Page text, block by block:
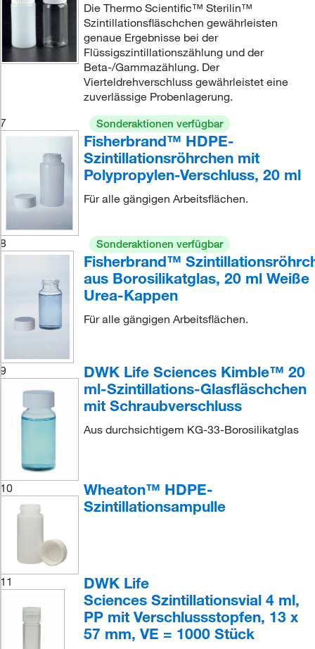
Die Thermo Scientific™ Sterilin™
Szintillationsfläschchen gewährleisten
genaue Ergebnisse bei der
Flüssigszintillationszählung und der
Beta-/Gammazählung. Der
Vierteldrehverschluss gewährleistet eine
zuverlässige Probenlagerung.
7
Sonderaktionen verfügbar
Fisherbrand™ HDPE-
Szintillationsröhrchen mit
Polypropylen-Verschluss, 20 ml
Für alle gängigen Arbeitsflächen.
8 Sonderaktionen verfügbar
Fisherbrand™
aus Borosilikatglas, 20 ml Weiße
Urea-Kappen
Für alle gängigen Arbeitsflächen.
9
DWK Life Sciences Kimble™ 20
ml-Szintillations-Glasfläschchen
mit Schraubverschluss
Aus durchsichtigem KG-33-Borosilikatglas
10
Wheaton™ HDPE-
Szintillationsampulle
11
DWK Life
Sciences Szintillationsvial 4 ml,
PP mit Verschlussstopfen, 13 x
57 mm, VE = 1000 Stück